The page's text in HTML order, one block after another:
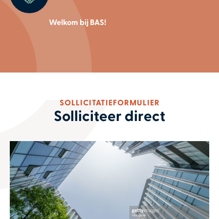
Welkom bij BAS!
SOLLICITATIEFORMULIER
Solliciteer direct